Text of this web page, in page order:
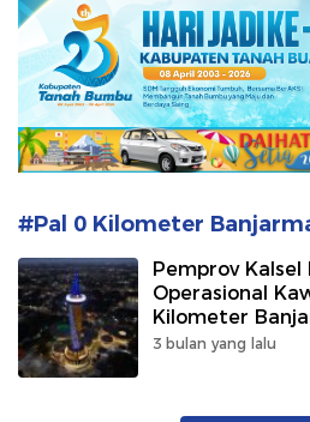
#Pal 0 Kilometer
Pemprov
Operasional
Kilometer
3 bulan yang lalu